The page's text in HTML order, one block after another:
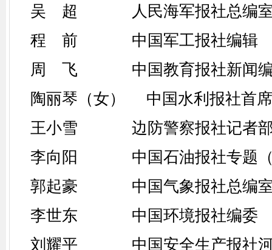
吴 超 人民海军报社总编室
程 前 中国军工报社编辑
周 飞 中国教育报社新闻编
陶丽琴（女） 中国水利报社首
王小雪 边防警察报社记者部
李向阳 中国石油报社专题（
郭起豪 中国气象报社总编室
李世东 中国环境报社编委
刘耀平 中国安全生产报社河